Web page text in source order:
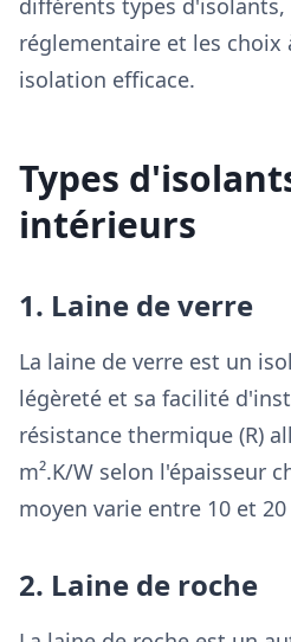
différents types
réglementaire et les choix
isolation efficace.
Types
intérieurs
1. Laine de verre
La laine de verre est un
légèreté et sa facilité
résistance thermique (R)
m².K/W selon l'épaisseur
moyen varie entre 10 et
2. Laine de roche